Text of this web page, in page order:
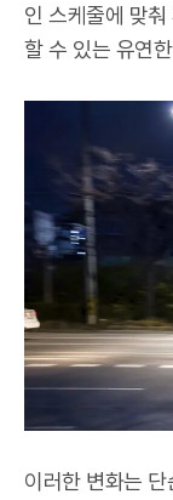
인 스케줄에 맞
할 수 있는 유연
이러한 변화는